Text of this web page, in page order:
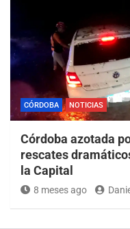
CÓRDOBA NOTICIAS
Córdoba azotada
rescates
la Capital
8 meses ago